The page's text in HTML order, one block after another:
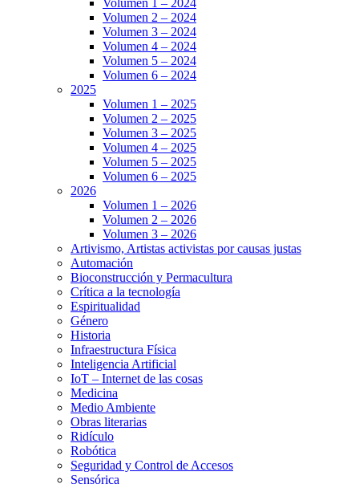
Volumen 1 – 2024
Volumen 2 – 2024
Volumen 3 – 2024
Volumen 4 – 2024
Volumen 5 – 2024
Volumen 6 – 2024
2025
Volumen 1 – 2025
Volumen 2 – 2025
Volumen 3 – 2025
Volumen 4 – 2025
Volumen 5 – 2025
Volumen 6 – 2025
2026
Volumen 1 – 2026
Volumen 2 – 2026
Volumen 3 – 2026
Artivismo, Artistas activistas por causas justas
Automación
Bioconstrucción y Permacultura
Crítica a la tecnología
Espiritualidad
Género
Historia
Infraestructura Física
Inteligencia Artificial
IoT – Internet de las cosas
Medicina
Medio Ambiente
Obras literarias
Ridículo
Robótica
Seguridad y Control de Accesos
Sensórica